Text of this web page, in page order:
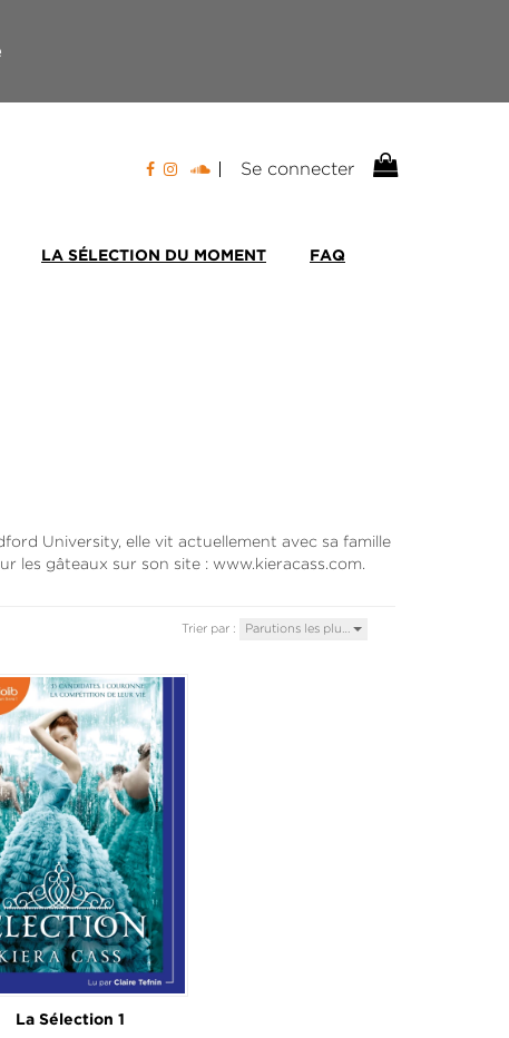
Se connecter
LA SÉLECTION DU MOMENT FAQ
University, elle vit actuellement avec sa famille
les gâteaux sur son site : www.kieracass.com.
Trier par : Parutions les plu…
La Sélection 1